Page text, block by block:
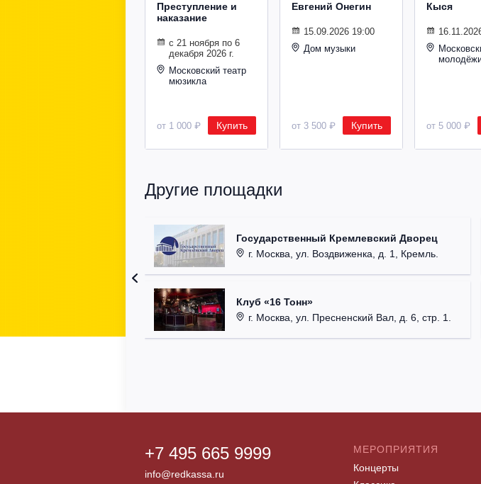
Преступление и
наказание
с 21 ноября по 6
декабря 2026 г.
Московский театр
мюзикла
от 1 000 ₽ Купить
Евгений Онегин
15.09.2026 19:00
Дом музыки
от 3 500 ₽ Купить
Кыся
от 5 000 ₽
Другие площадки
Государственный Кремлевский Дворец
г. Москва, ул. Воздвиженка, д. 1, Кремль.
Клуб «16 Тонн»
г. Москва, ул. Пресненский Вал, д. 6, стр. 1.
+7 495 665 9999
info@redkassa.ru
МЕРОПРИЯТИЯ
Концерты